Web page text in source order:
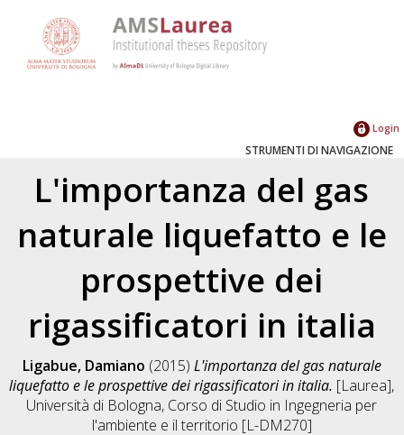
Login
STRUMENTI DI NAVIGAZIONE
L'importanza del gas
naturale liquefatto e le
prospettive dei
rigassificatori in italia
Ligabue, Damiano (2015) L'importanza del gas naturale
liquefatto e le prospettive dei rigassificatori in italia. [Laurea],
Università di Bologna, Corso di Studio in Ingegneria per
l'ambiente e il territorio [L-DM270]